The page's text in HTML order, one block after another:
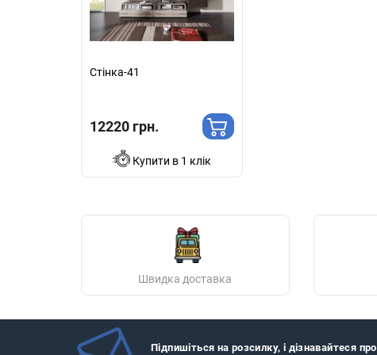
Стінка-41
12220 грн.
Купити в 1 клік
Швидка доставка
Підпишіться на розсилку, і дізнавайтеся про